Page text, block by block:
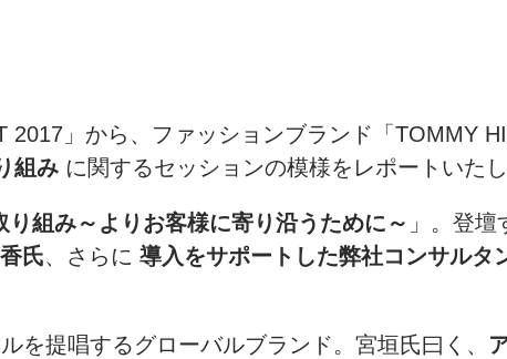
」から、ファッションブランド「TOMMY
組み に関するセッションの模様をレポートいたし
組み～よりお客様に寄り沿うために～ 」。登壇
氏、さらに 導入をサポートした弊社コンサルタ
を提唱するグローバルブランド。宮垣氏曰く、